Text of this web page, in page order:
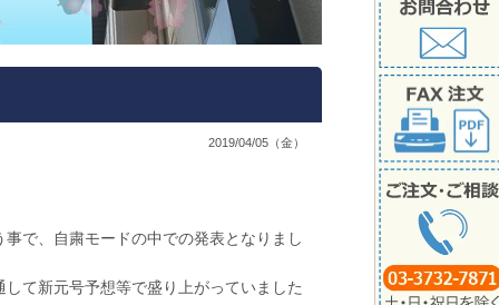
2019/04/05（金）
で、自粛モードの中での発表となりまし
て新元号予想等で盛り上がっていました